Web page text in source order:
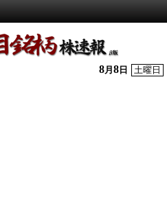
株】
8月 8 日 土曜日